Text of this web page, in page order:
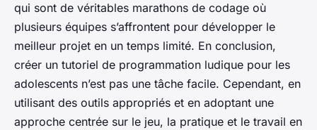
qui sont de véritables marathons de codage où
plusieurs équipes s’affrontent pour développer le
meilleur projet en un temps limité. En conclusion,
créer un tutoriel de programmation ludique pour les
adolescents n’est pas une tâche facile. Cependant, en
utilisant des outils appropriés et en adoptant une
approche centrée sur le jeu, la pratique et le travail en